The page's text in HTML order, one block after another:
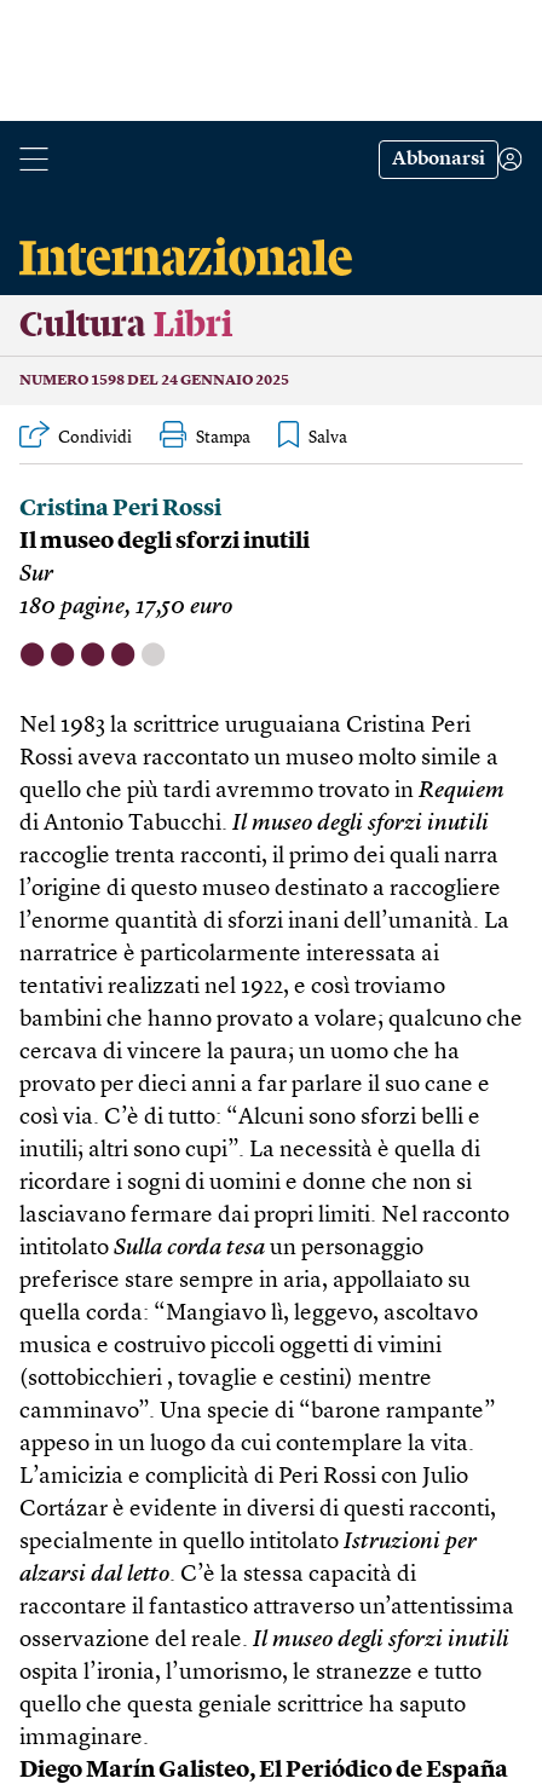
Abbonarsi
Cultura Libri
NUMERO 1598 DEL 24 GENNAIO 2025
Condividi Stampa
Cristina Peri Rossi
Il museo degli sforzi inutili
Sur
180 pagine, 17,50 euro
⬤ ⬤ ⬤ ⬤ ⬤
Nel 1983 la scrittrice uruguaiana Cristina Peri
Rossi aveva raccontato un museo molto simile a
quello che più tardi avremmo trovato in Requiem
di Antonio Tabucchi. Il museo degli sforzi inutili
raccoglie trenta racconti, il primo dei quali narra
l’origine di questo museo destinato a raccogliere
l’enorme quantità di sforzi inani dell’umanità. La
narratrice è particolarmente interessata ai
tentativi realizzati nel 1922, e così troviamo
bambini che hanno provato a volare; qualcuno che
cercava di vincere la paura; un uomo che ha
provato per dieci anni a far parlare il suo cane e
così via. C’è di tutto: “Alcuni sono sforzi belli e
inutili; altri sono cupi”. La necessità è quella di
ricordare i sogni di uomini e donne che non si
lasciavano fermare dai propri limiti. Nel racconto
intitolato Sulla corda tesa un personaggio
preferisce stare sempre in aria, appollaiato su
quella corda: “Mangiavo lì, leggevo, ascoltavo
musica e costruivo piccoli oggetti di vimini
(sottobicchieri , tovaglie e cestini) mentre
camminavo”. Una specie di “barone rampante”
appeso in un luogo da cui contemplare la vita.
L’amicizia e complicità di Peri Rossi con Julio
Cortázar è evidente in diversi di questi racconti,
specialmente in quello intitolato Istruzioni per
alzarsi dal letto. C’è la stessa capacità di
raccontare il fantastico attraverso un’attentissima
osservazione del reale. Il museo degli sforzi inutili
ospita l’ironia, l’umorismo, le stranezze e tutto
quello che questa geniale scrittrice ha saputo
immaginare.
Diego Marín Galisteo, El Periódico de España